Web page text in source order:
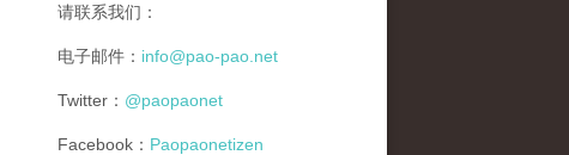
请联系我们：
电子邮件： info@pao-pao.net
Twitter： @paopaonet
Facebook： Paopaonetizen